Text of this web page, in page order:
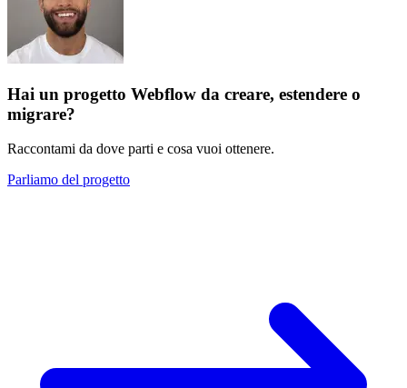
Hai un progetto Webflow da creare, estendere o
migrare?
Raccontami da dove parti e cosa vuoi ottenere.
Parliamo del progetto